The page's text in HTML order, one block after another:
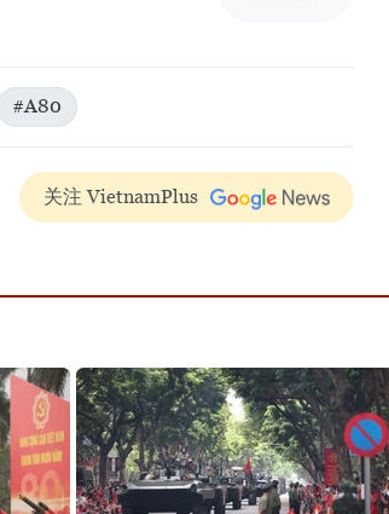
#A80
关注 VietnamPlus